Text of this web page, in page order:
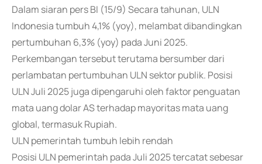
Dalam siaran pers BI (15/9) Secara tahunan, ULN
Indonesia tumbuh 4,1% (yoy), melambat dibandingkan
pertumbuhan 6,3% (yoy) pada Juni 2025.
Perkembangan tersebut terutama bersumber dari
perlambatan pertumbuhan ULN sektor publik. Posisi
ULN Juli 2025 juga dipengaruhi oleh faktor penguatan
mata uang dolar AS terhadap mayoritas mata uang
global, termasuk Rupiah.
ULN pemerintah tumbuh lebih rendah
Posisi ULN pemerintah pada Juli 2025 tercatat sebesar